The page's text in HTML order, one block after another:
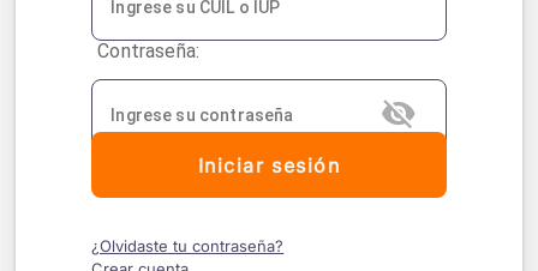
Contraseña:
Iniciar sesión
¿Olvidaste tu contraseña?